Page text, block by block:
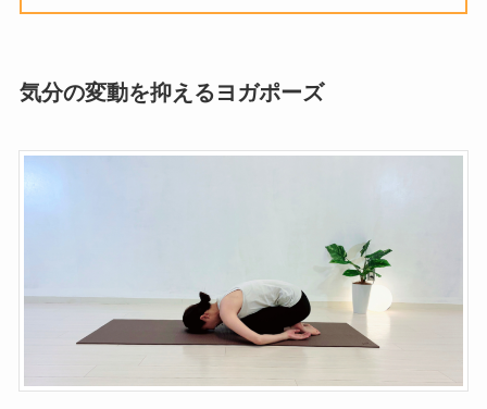
気分の変動を抑えるヨガポーズ